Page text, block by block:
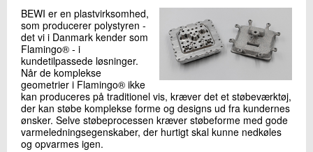
BEWI er en plastvirksomhed,
som producerer polystyren -
det vi i Danmark kender som
Flamingo® - i
kundetilpassede løsninger.
Når de komplekse
geometrier i Flamingo® ikke
kan produceres på traditionel vis, kræver det et støbeværktøj,
der kan støbe komplekse forme og designs ud fra kundernes
ønsker. Selve støbeprocessen kræver støbeforme med gode
varmeledningsegenskaber, der hurtigt skal kunne nedkøles
og opvarmes igen.